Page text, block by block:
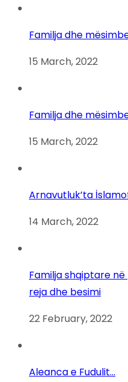
Familja dhe
15 March, 2022
Familja dhe
15 March, 2022
Arnavutluk’ta
14 March, 2022
Familja shqiptare
reja dhe besimi
22 February, 2022
Aleanca e Fudulit…